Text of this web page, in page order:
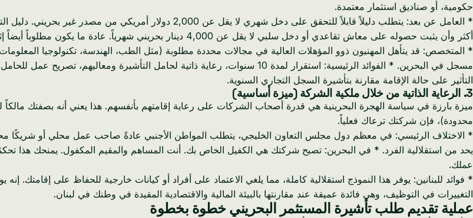
حكومية، أو صناديق استثمار معتمدة.
أكثر وأن يثبت حصوله على معاش تقاعدي أو دخل سلبي لا يقل عن 4,000 دينار بحريني شهرياً. عادة ما يكون مطلوباً أيضاً إثبات الإقامة في البحرين (عقد إيجار أو سند ملكية).
* المتخصص: قد يتأهل المهنيون ذوو المؤهلات العالية في مجالات محددة مطلوبة (مثل الطب، الهندسة، تكنولوجيا
مسجل في البحرين. * الفوائد الرئيسية: استقرار لمدة 10 سنوات، رعاية ذاتية لحامل
التأثير على حالة الإقامة مقارنة بتأشيرة السجل التجاري السنوية.
3. الرعاية الذاتية من خلال ملكية الشركة (ميزة أساسية)
محدودة)، فإن شركتك ترعاك فعلياً.
* الاختلاف الرئيسي: في معظم دول مجلس التعاون الخليجي، يتطلب المواطن الأجنبي عادةً صاحب عمل محلي أو شريكًا
يحد من استقلالية الفرد. * في البحرين: تصبح شركتك هي الكفيل الخاص بك. أنت المساهم والمقيم المكفول. يمنحك هذا
عملك.
* فوائد للبنانين: يوفر هذا النموذج استقلالية كاملة، مما يلغي الاعتماد على أفراد أو كيانات خارجية للحفاظ على
التغييرات في التوظيف، وهي فائدة عميقة عند مقارنتها بالبيئة المالية والاقتصادية المقيدة في وطنك في لبنان.
عملية تقديم طلب تأشيرة المستثمر البحريني خطوة بخطوة